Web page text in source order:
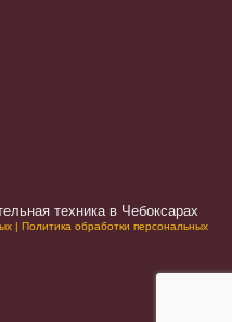
техника в Чебоксарах
| Политика обработки персональных